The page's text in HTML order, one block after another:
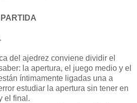
del ajedrez conviene dividir el
la apertura, el juego medio y el
íntimamente ligadas una a
estudiar la apertura sin tener en
el final.